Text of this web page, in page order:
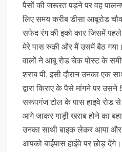
पैसों की जरूरत पड़ने पर वह
लिए समय करीब डीसा आबूरोड
सफेद रंग की इको कार जिसमें
मेरे पास रुकी और मैं उसमें बैठ गया।
वालों ने आबू रोड चेक पोस्ट के
शराब पी, इसी दौरान उनका एक
द्वारा किराए के पैसे मांगने पर
सरूपगंज टोल के पास हाइवे रोड
आगे जाकर गाड़ी खराब होने का
उनका साथी बाइक लेकर आया और
आपको बाईपास हाईवे पर छोड़